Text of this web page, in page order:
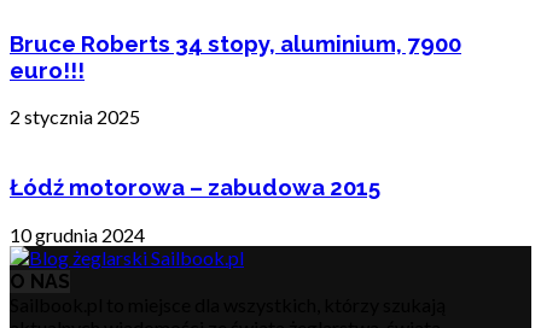
Bruce Roberts 34 stopy, aluminium, 7900
euro!!!
2 stycznia 2025
Łódź motorowa – zabudowa 2015
10 grudnia 2024
O NAS